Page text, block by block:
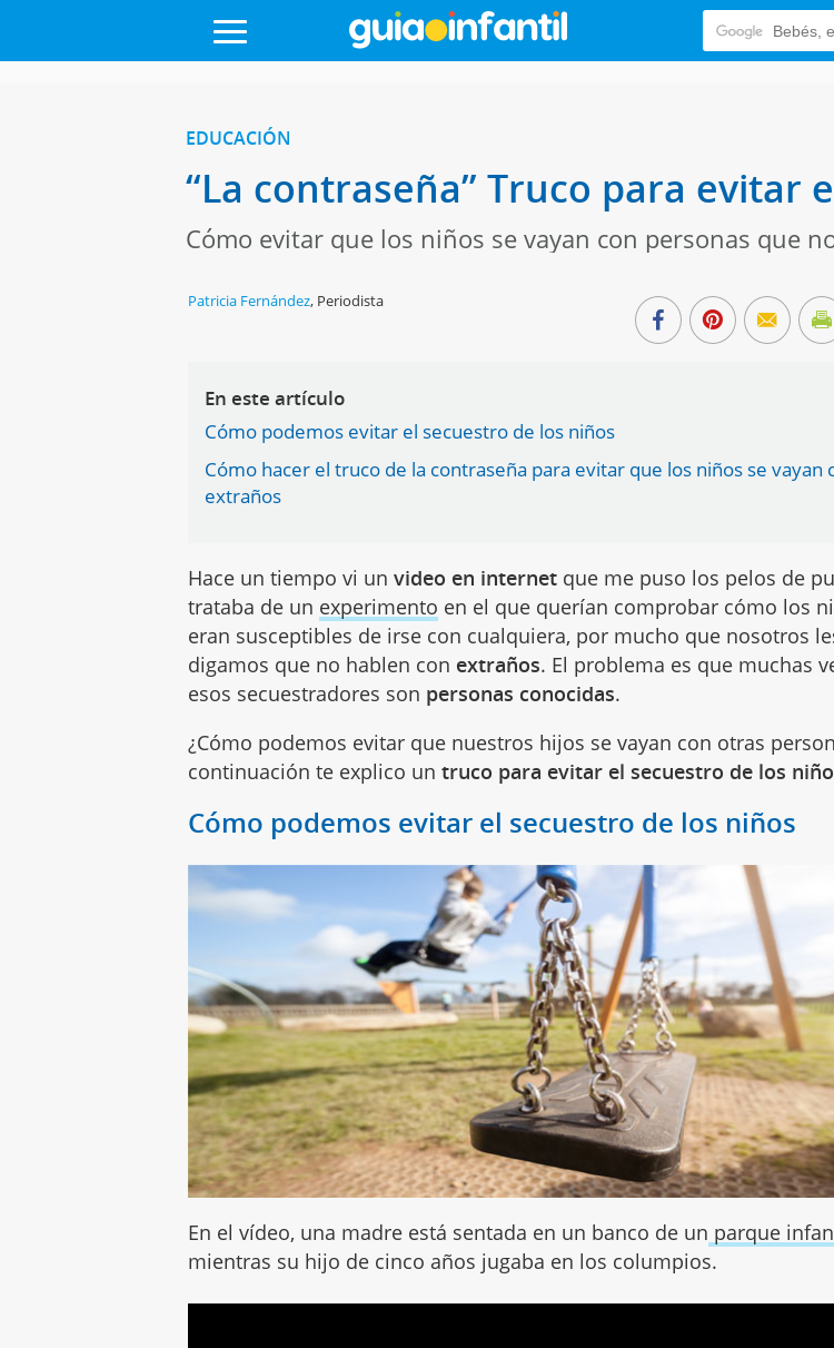
EDUCACIÓN
“La contraseña” Truco para evitar
Cómo evitar que los niños se vayan con personas que
Patricia Fernández, Periodista
En este artículo
Cómo podemos evitar el secuestro de los niños
Cómo hacer el truco de la contraseña para evitar que los niños se vayan
extraños
Hace un tiempo vi unvideo en internet que me puso los pelos de
trataba de un experimento en el que querían comprobar cómo los
eran susceptibles de irse con cualquiera, por mucho que nosotros
digamos que no hablen con extraños. El problema es que muchas
esos secuestradores son personas conocidas.
¿Cómo podemos evitar que nuestros hijos se vayan con otras
continuación te explico untruco para evitar el secuestro de los
Cómo podemos evitar el secuestro de los niños
En el vídeo, una madre está sentada en un banco de un parque
mientras su hijo de cinco años jugaba en los columpios.